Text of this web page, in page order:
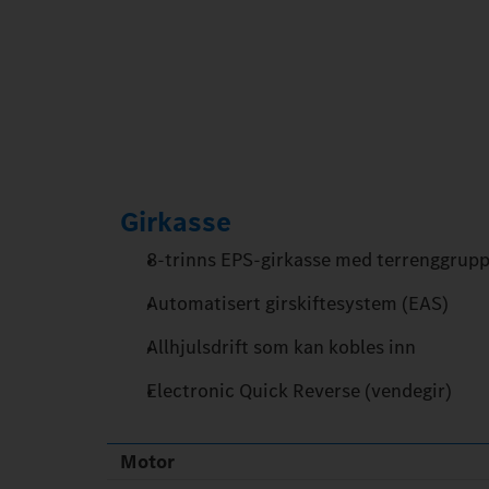
Girkasse
8-trinns EPS-girkasse med
Automatisert girskiftesystem (EAS)
Allhjulsdrift som kan kobles inn
Electronic Quick Reverse (vendegir)
Motor